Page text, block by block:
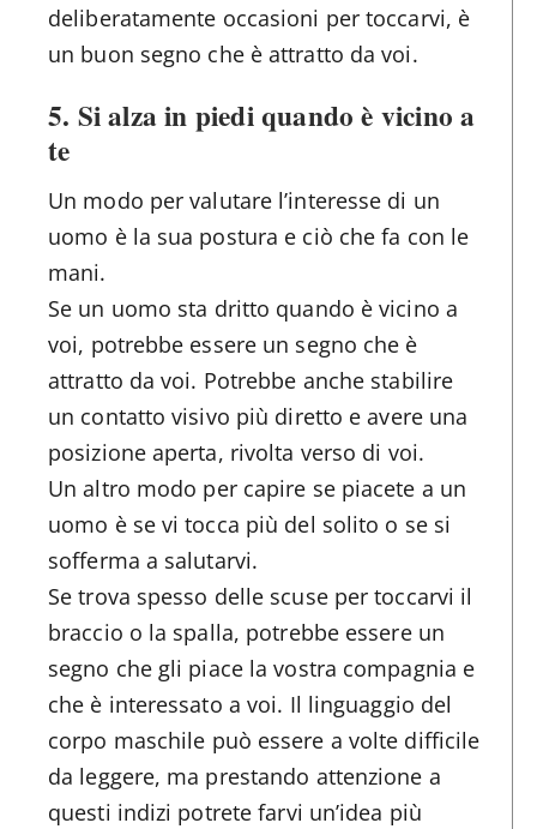
deliberatamente occasioni per toccarvi, è
un buon segno che è attratto da voi.
5. Si alza in piedi quando è vicino a
te
Un modo per valutare l’interesse di un
uomo è la sua postura e ciò che fa con le
mani.
Se un uomo sta dritto quando è vicino a
voi, potrebbe essere un segno che è
attratto da voi. Potrebbe anche stabilire
un contatto visivo più diretto e avere una
posizione aperta, rivolta verso di voi.
Un altro modo per capire se piacete a un
uomo è se vi tocca più del solito o se si
sofferma a salutarvi.
Se trova spesso delle scuse per toccarvi il
braccio o la spalla, potrebbe essere un
segno che gli piace la vostra compagnia e
che è interessato a voi. Il linguaggio del
corpo maschile può essere a volte difficile
da leggere, ma prestando attenzione a
questi indizi potrete farvi un’idea più